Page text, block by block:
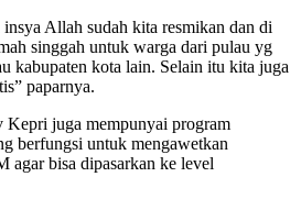
Allah sudah kita resmikan dan di
singgah untuk warga dari pulau yg
kabupaten kota lain. Selain itu kita juga
paparnya.
Kepri juga mempunyai program
berfungsi untuk mengawetkan
agar bisa dipasarkan ke level